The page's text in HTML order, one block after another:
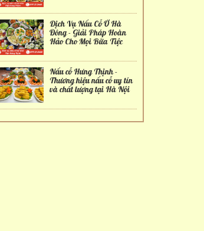
Dịch Vụ Nấu Cỗ Ở Hà
Đông - Giải Pháp Hoàn
Hảo Cho Mọi Bữa Tiệc
Nấu cỗ Hưng Thịnh -
Thương hiệu nấu cỗ uy tín
và chất lượng tại Hà Nội